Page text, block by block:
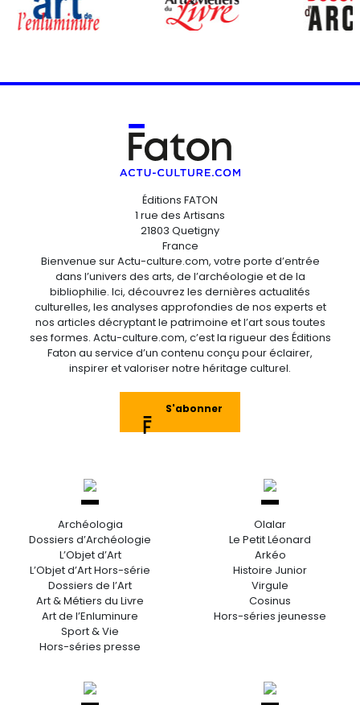
Éditions FATON
1 rue des Artisans
21803 Quetigny
France
Bienvenue sur Actu-culture.com, votre porte d’entrée
dans l’univers des arts, de l’archéologie et de la
bibliophilie. Ici, découvrez les dernières actualités
culturelles, les analyses approfondies de nos experts et
nos articles décryptant le patrimoine et l’art sous toutes
ses formes. Actu-culture.com, c’est la rigueur des Éditions
Faton au service d’un contenu conçu pour éclairer,
inspirer et valoriser notre héritage culturel.
S'abonner
Archéologia
Dossiers d’Archéologie
L’Objet d’Art
L’Objet d’Art Hors-série
Dossiers de l’Art
Art & Métiers du Livre
Art de l’Enluminure
Sport & Vie
Hors-séries presse
Olalar
Le Petit Léonard
Arkéo
Histoire Junior
Virgule
Cosinus
Hors-séries jeunesse